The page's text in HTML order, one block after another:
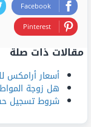
Facebook
Pinterest
مقالات ذات صلة
أسعار أرامكس
هل زوجة
شروط تسجيل